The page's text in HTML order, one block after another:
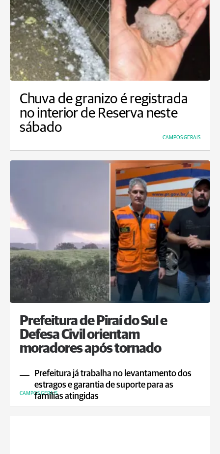
Chuva de granizo é registrada
no interior de Reserva neste
sábado
CAMPOS GERAIS
Prefeitura de Piraí do Sul e
Defesa Civil orientam
moradores após tornado
Prefeitura já trabalha no levantamento dos
estragos e garantia de suporte para as
famílias atingidas
CAMPOS GERAIS